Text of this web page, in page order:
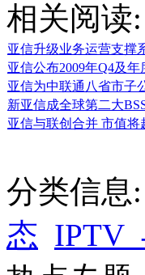
相关阅读:
亚信升级业务运营支撑
亚信公布2009年Q4及
亚信为中联通八省市子
新亚信成全球第二大
亚信与联创合并 市值将
分类信息:
态